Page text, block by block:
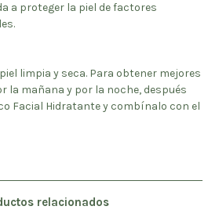
a proteger la piel de factores
limpia y seca. Para obtener mejores
la mañana y por la noche, después
Facial Hidratante y combínalo con el
relacionados